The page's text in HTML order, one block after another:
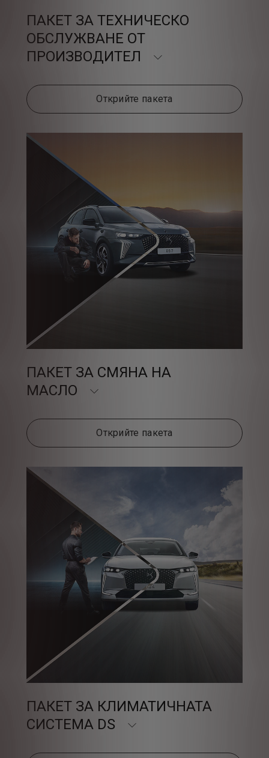
ПАКЕТ ЗА ТЕХНИЧЕСКО
ОБСЛУЖВАНЕ ОТ
ПРОИЗВОДИТЕЛ
Открийте пакета
ПАКЕТ ЗА СМЯНА НА
МАСЛО
Открийте пакета
ПАКЕТ ЗА КЛИМАТИЧНАТА
СИСТЕМА DS